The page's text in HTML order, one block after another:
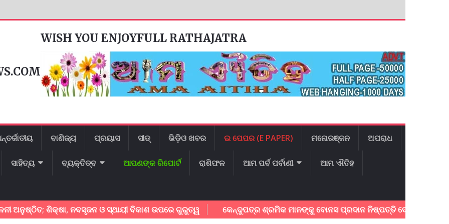
WISH YOU ENJOYFULL RATHAJATRA
ବାଣିଜ୍ୟ ପ୍ରୟାସ ସୀଡ୍ ଭିଡ଼ିଓ ଖବର ଇ ପେପର (E PAPER) ମନୋରଞ୍ଜନ ଅପରାଧ
ସାହିତ୍ୟ ବ୍ୟକ୍ତିତ୍ବ ଆପଣଙ୍କ ରିପୋର୍ଟ ରାଶିଫଳ ଆମ ପର୍ବ ପର୍ବାଣୀ ଆମ ଐତିହ
ଶିକ୍ଷା, ନବସୃଜନ ଓ ସ୍ଥାୟୀ ବିକାଶ ଉପରେ ଗୁରୁତ୍ୱ କେନ୍ଦୁପତ୍ର ଶ୍ରମିକ ମାନଙ୍କୁ ବୋନସ ପ୍ରଦାନ ନିଷ୍ପତ୍ତି ଦେଇଥିବାରୁ